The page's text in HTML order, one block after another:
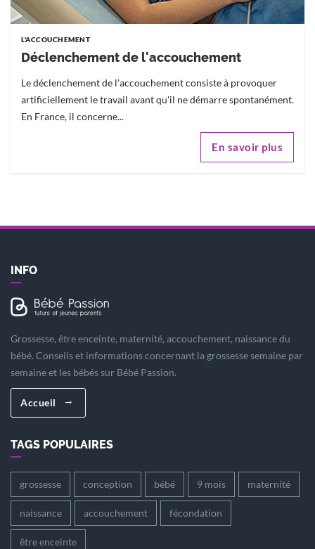
L'ACCOUCHEMENT
Déclenchement de l'accouchement
Le déclenchement de l'accouchement consiste à provoquer
artificiellement le travail avant qu'il ne démarre spontanément.
En France, il concerne...
En savoir plus
INFO
Grossesse, être enceinte, maternité, accouchement, naissance du
bébé. Conseils et informations concernant la grossesse semaine par
semaine et les bébés sur Bébé Passion.
Accueil
TAGS POPULAIRES
grossesse conception bébé 9 mois maternité
naissance accouchement fécondation
être enceinte